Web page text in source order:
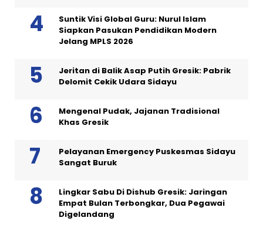
Suntik Visi Global Guru: Nurul Islam
Siapkan Pasukan Pendidikan Modern
Jelang MPLS 2026
Jeritan di Balik Asap Putih Gresik: Pabrik
Delomit Cekik Udara Sidayu
Mengenal Pudak, Jajanan Tradisional
Khas Gresik
Pelayanan Emergency Puskesmas Sidayu
Sangat Buruk
Lingkar Sabu Di Dishub Gresik: Jaringan
Empat Bulan Terbongkar, Dua Pegawai
Digelandang